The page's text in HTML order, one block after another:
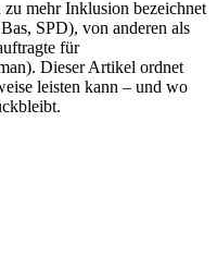
zu mehr Inklusion bezeichnet
SPD), von anderen als
für
Dieser Artikel ordnet
leisten kann – und wo